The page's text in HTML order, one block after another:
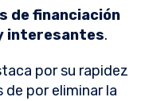
de financiación
interesantes.
por su rapidez
por eliminar la